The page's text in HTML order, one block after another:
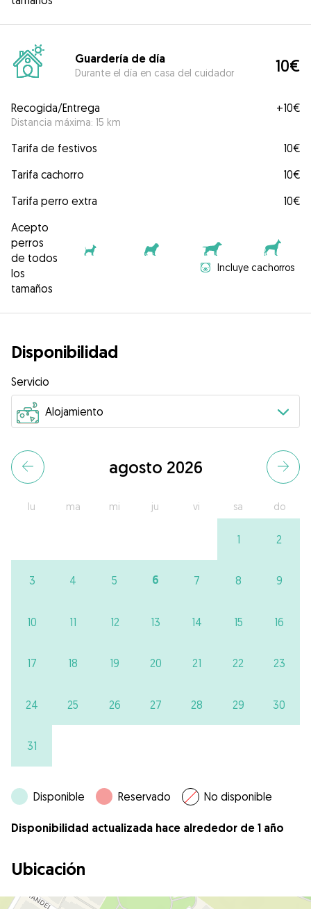
Guardería de día
Durante el día en casa del cuidador 10€
Recogida/Entrega
Distancia máxima: 15 km
+10€
Tarifa de festivos
10€
Tarifa cachorro
10€
Tarifa perro extra
10€
Acepto
perros
de todos
los
tamaños
Incluye cachorros
Disponibilidad
Servicio
agosto 2026
lu ma mi ju vi sa do
1 2
3 4 5 6 7 8 9
10 11 12 13 14 15 16
17 18 19 20 21 22 23
24 25 26 27 28 29 30
31
Disponible Reservado No disponible
Disponibilidad actualizada hace alrededor de 1 año
Ubicación